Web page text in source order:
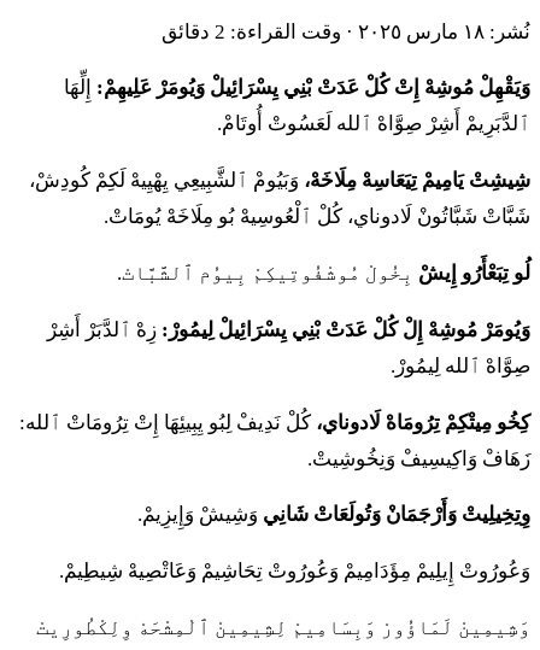
نُشر: ١٨ مارس ٢٠٢٥ · وقت القراءة: 2 دقائق
وَيَقْهِلْ مُوشِهْ إِتْ كُلْ عَدَتْ بْنِي يِسْرَائِيلْ وَيُومَرْ عَلِيهِمْ: إِلِّهَا
ٱلدَّبَرِيمْ أَشِرْ صِوَّاهْ ٱلله لَعَسُوتْ أُوتَامْ.
شِيشِتْ يَامِيمْ تِيَعَاسِهْ مِلَاخَهْ، وَبَيُومْ ٱلشَّبِيعِي يِهْيِيهْ لَكِمْ كُودِشْ،
شَبَّاتْ شَبَّاتُونْ لَادوناي، كُلْ ٱلْعُوسِيهْ بُو مِلَاخَهْ يُومَاتْ.
لُو تِبَعْأَرُو إِيشْ بِخُولْ مُوشْفُوتِيكِمْ بِيوُم ٱلشَّبَّاتْ.
وَيُومَرْ مُوشِهْ إِلْ كُلْ عَدَتْ بْنِي يِسْرَائِيلْ لِيمُورْ: زِهْ ٱلدَّبَرْ أَشِرْ
صِوَّاهْ ٱلله لِيمُورْ.
كِخُو مِيتْكِمْ تِرُومَاهْ لَادوناي، كُلْ نَدِيفْ لِبُو يِبِيئِهَا إِتْ تِرُومَاتْ ٱلله:
زَهَافْ وَاكِيسِيفْ وَنِخُوشِيتْ.
وِتِخِيلِيتْ وَأَرْجَمَانْ وَتُولَعَاتْ شَانِي وَشِيشْ وَإِيزِيمْ.
وَعُورُوتْ إِيلِيمْ مِؤَدَامِيمْ وَعُورُوتْ تِحَاشِيمْ وَعَاتْصِيهْ شِيطِيمْ.
وَشِيمِينْ لَمَاؤُورْ وَبِسَامِيمْ لِشِيمِينْ ٱلْمِشْحَهْ وِلِكْطُورِيتْ